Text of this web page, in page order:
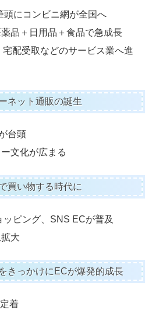
頭にコンビニ網が全国へ
品＋日用品＋食品で急成長
配受取などのサービス業へ進
ネット通販の誕生
台頭
文化が広まる
買い物する時代に
ッピング、SNS ECが普及
大
きっかけにECが爆発的成長
着